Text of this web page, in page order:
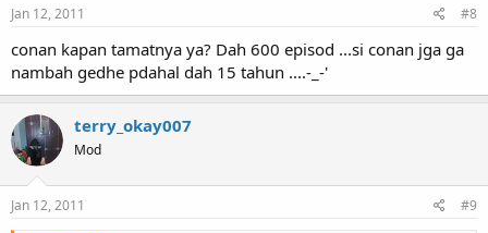
Jan 12, 2011 #8
conan kapan tamatnya ya? Dah 600 episod ...si conan jga ga
nambah gedhe pdahal dah 15 tahun ....-_-'
terry_okay007
Mod
Jan 12, 2011 #9